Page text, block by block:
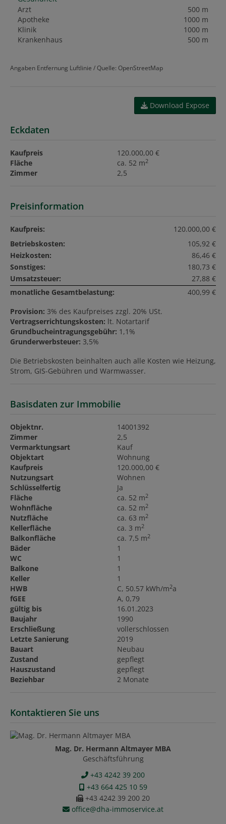
Arzt
500 m
Apotheke
1000 m
Klinik
1000 m
Krankenhaus
500 m
Angaben Entfernung Luftlinie / Quelle: OpenStreetMap
Download Expose
Eckdaten
Kaufpreis
120.000,00 €
Fläche
ca. 52 m2
Zimmer 2,5
Preisinformation
Kaufpreis:
120.000,00 €
Betriebskosten:
105,92 €
Heizkosten:
86,46 €
Sonstiges:
180,73 €
Umsatzsteuer:
27,88 €
monatliche Gesamtbelastung:
400,99 €
Provision: 3% des Kaufpreises zzgl. 20% USt.
Vertragserrichtungskosten: lt. Notartarif
Grundbucheintragungsgebühr: 1,1%
Grunderwerbsteuer: 3,5%
Die Betriebskosten beinhalten auch alle Kosten wie Heizung,
Strom, GIS-Gebühren und Warmwasser.
Basisdaten zur Immobilie
Objektnr.
14001392
Zimmer
2,5
Vermarktungsart
Kauf
Objektart
Wohnung
Kaufpreis
120.000,00 €
Nutzungsart
Wohnen
Schlüsselfertig
Ja
Fläche
ca. 52 m2
Wohnfläche ca. 52 m2
Nutzfläche ca. 63 m2
Kellerfläche ca. 3 m2
Balkonfläche ca. 7,5 m2
Bäder
1
WC
1
Balkone
1
Keller
1
HWB
C, 50.57 kWh/m2a
fGEE
A, 0,79
gültig bis
16.01.2023
Baujahr
1990
Erschließung
vollerschlossen
Letzte Sanierung
2019
Bauart
Neubau
Zustand
gepflegt
Hauszustand
gepflegt
Beziehbar
2 Monate
Kontaktieren Sie uns
Mag. Dr. Hermann Altmayer MBA
Geschäftsführung
+43 4242 39 200
+43 664 425 10 59
+43 4242 39 200 20
office@dha-immoservice.at